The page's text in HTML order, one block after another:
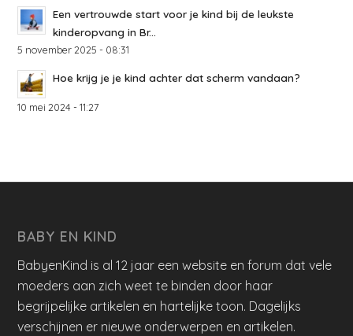
Een vertrouwde start voor je kind bij de leukste
kinderopvang in Br...
5 november 2025 - 08:31
Hoe krijg je je kind achter dat scherm vandaan?
10 mei 2024 - 11:27
BABY EN KIND
BabyenKind is al 12 jaar een website en forum dat vele
moeders aan zich weet te binden door haar
begrijpelijke artikelen en hartelijke toon. Dagelijks
verschijnen er nieuwe onderwerpen en artikelen.